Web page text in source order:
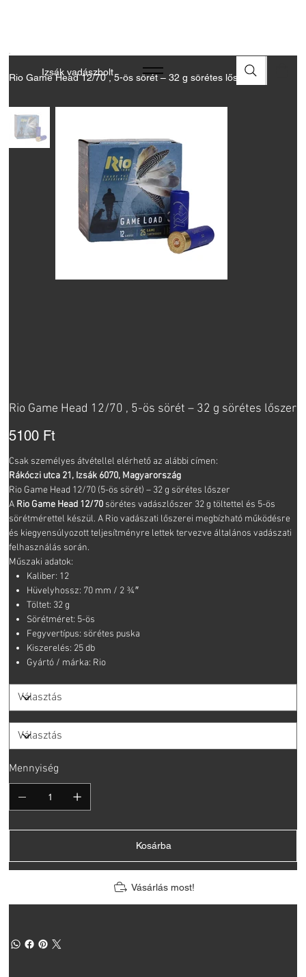
Izsák vadászbolt
Rio Game Head 12/70 , 5-ös sörét – 32 g sörétes lőszer
Rio Game Head 12/70 , 5-ös sörét – 32 g sörétes lőszer
Ár
5100 Ft
Csak személyes átvétellel elérhető az alábbi címen:
Rákóczi utca 21, Izsák 6070, Magyarország
Rio Game Head 12/70 (5-ös sörét) – 32 g sörétes lőszer
A Rio Game Head 12/70 sörétes vadászlőszer 32 g töltettel és 5-ös
sörétmérettel készül. A Rio vadászati lőszerei megbízható működésre
és kiegyensúlyozott teljesítményre lettek tervezve általános vadászati
felhasználás során.
Műszaki adatok:
Kaliber: 12
Hüvelyhossz: 70 mm / 2 ¾″
Töltet: 32 g
Sörétméret: 5-ös
Fegyvertípus: sörétes puska
Kiszerelés: 25 db
Gyártó / márka: Rio
Mennyiség
Kosárba
Vásárlás most!